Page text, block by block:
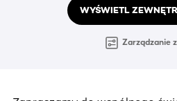
WYŚWIETL
Zarządzanie